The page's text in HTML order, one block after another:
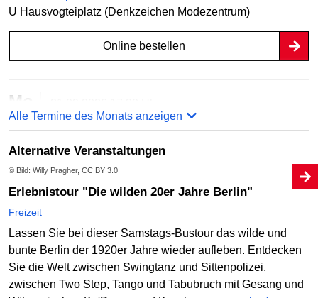
U Hausvogteiplatz (Denkzeichen Modezentrum)
Online bestellen
Mo
Modemetropole Berlin
U Hausvogteiplatz (Denkzeichen Modezentrum)
Mo 28.09.2026 17:30 Uhr
Modemetropole Berlin
U Hausvogteiplatz (Denkzeichen Modezentrum)
Alle Termine des Monats anzeigen
Alternative Veranstaltungen
© Bild: Willy Pragher, CC BY 3.0
Erlebnistour "Die wilden 20er Jahre Berlin"
Freizeit
Lassen Sie bei dieser Samstags-Bustour das wilde und
bunte Berlin der 1920er Jahre wieder aufleben. Entdecken
Sie die Welt zwischen Swingtanz und Sittenpolizei,
zwischen Two Step, Tango und Tabubruch mit Gesang und